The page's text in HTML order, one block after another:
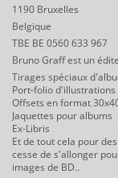
1190 Bruxelles
Belgique
TBE BE 0560 633 967
Bruno Graff est un
Tirages spéciaux
Port-folio d'illustrations
Offsets en format
Jaquettes pour albums
Ex-Libris
Et de tout cela pour
cesse de s'allonger
images de BD..